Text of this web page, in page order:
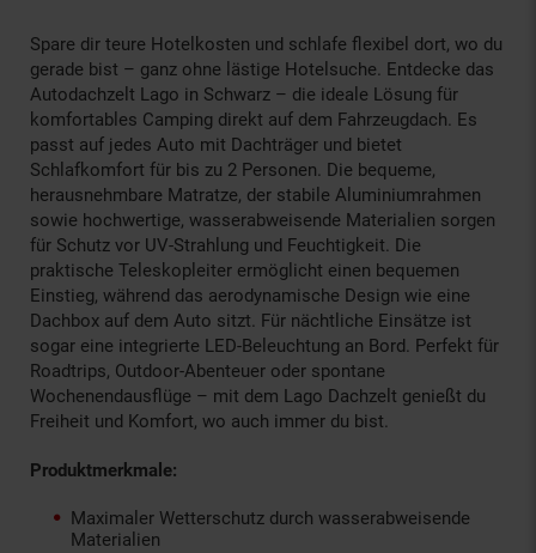
Spare dir teure Hotelkosten und schlafe flexibel dort, wo du
gerade bist – ganz ohne lästige Hotelsuche. Entdecke das
Autodachzelt Lago in Schwarz – die ideale Lösung für
komfortables Camping direkt auf dem Fahrzeugdach. Es
passt auf jedes Auto mit Dachträger und bietet
Schlafkomfort für bis zu 2 Personen. Die bequeme,
herausnehmbare Matratze, der stabile Aluminiumrahmen
sowie hochwertige, wasserabweisende Materialien sorgen
für Schutz vor UV-Strahlung und Feuchtigkeit. Die
praktische Teleskopleiter ermöglicht einen bequemen
Einstieg, während das aerodynamische Design wie eine
Dachbox auf dem Auto sitzt. Für nächtliche Einsätze ist
sogar eine integrierte LED-Beleuchtung an Bord. Perfekt für
Roadtrips, Outdoor-Abenteuer oder spontane
Wochenendausflüge – mit dem Lago Dachzelt genießt du
Freiheit und Komfort, wo auch immer du bist.
Produktmerkmale:
Maximaler Wetterschutz durch wasserabweisende
Materialien